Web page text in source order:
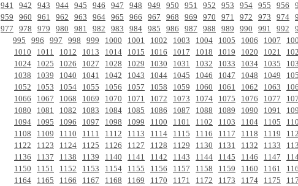
941
942 943 944 945 946 947 948 949 950 951 952 953 954 955 956
959
960 961 962 963 964 965 966 967 968 969 970 971 972 973 974
977
978 979 980 981 982 983 984 985 986 987 988 989 990 991 992
995
996 997 998 999 1000 1001 1002 1003 1004 1005 1006 1007
1010
1011 1012 1013 1014 1015 1016 1017 1018 1019 1020 1021
1024
1025 1026 1027 1028 1029 1030 1031 1032 1033 1034 1035
1038
1039 1040 1041 1042 1043 1044 1045 1046 1047 1048 1049
1052
1053 1054 1055 1056 1057 1058 1059 1060 1061 1062 1063
1066
1067 1068 1069 1070 1071 1072 1073 1074 1075 1076 1077
1080
1081 1082 1083 1084 1085 1086 1087 1088 1089 1090 1091
1094
1095 1096 1097 1098 1099 1100 1101 1102 1103 1104 1105
1108
1109 1110 1111 1112 1113 1114 1115 1116 1117 1118 1119
1122
1123 1124 1125 1126 1127 1128 1129 1130 1131 1132 1133
1136
1137 1138 1139 1140 1141 1142 1143 1144 1145 1146 1147
1150
1151 1152 1153 1154 1155 1156 1157 1158 1159 1160 1161
1164
1165 1166 1167 1168 1169 1170 1171 1172 1173 1174 1175